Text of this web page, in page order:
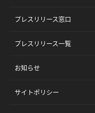
プレスリリース窓口
プレスリリース一覧
お知らせ
サイトポリシー